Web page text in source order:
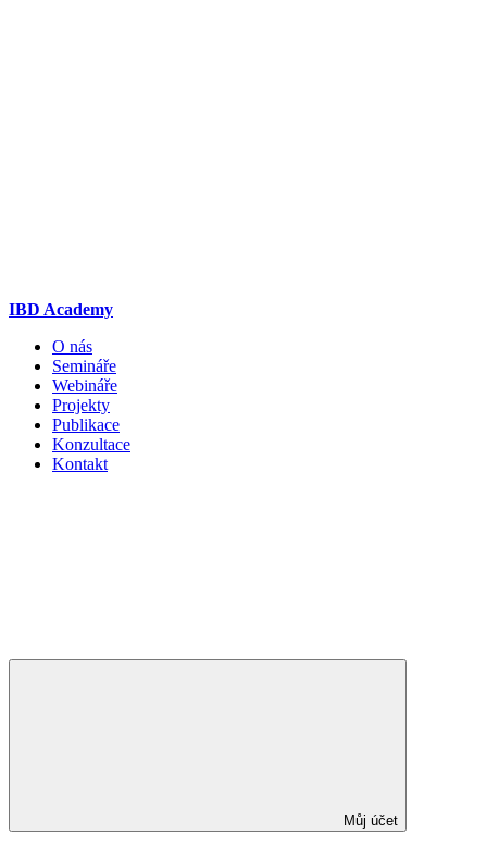
IBD Academy
O nás
Semináře
Webináře
Projekty
Publikace
Konzultace
Kontakt
Můj účet